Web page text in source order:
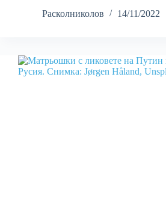
Расколниколов
14/11/2022